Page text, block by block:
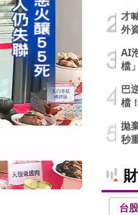
才
外
AI
檔
巴
檔
拋
秒
台股